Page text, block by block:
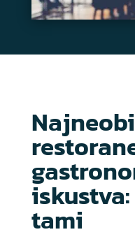
tami